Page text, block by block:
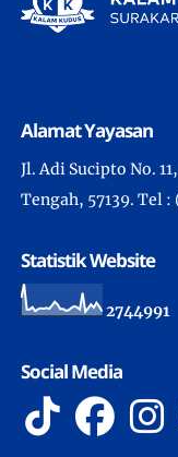
Alamat Yayasan
Jl. Adi Sucipto No.
Tengah, 57139. Tel :
Statistik Website
2744991
Social Media